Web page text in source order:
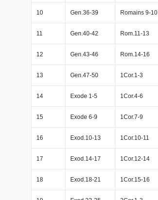
10 Gen.36-39 Romains 9-10
11 Gen.40-42 Rom.11-13
12 Gen.43-46 Rom.14-16
13 Gen.47-50 1Cor.1-3
14 Exode 1-5 1Cor.4-6
15 Exode 6-9 1Cor.7-9
16 Exod.10-13 1Cor.10-11
17 Exod.14-17 1Cor.12-14
18 Exod.18-21 1Cor.15-16